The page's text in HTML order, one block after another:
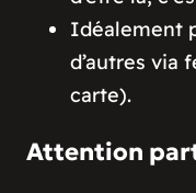
Idéalement
d’autres via
carte).
Attention